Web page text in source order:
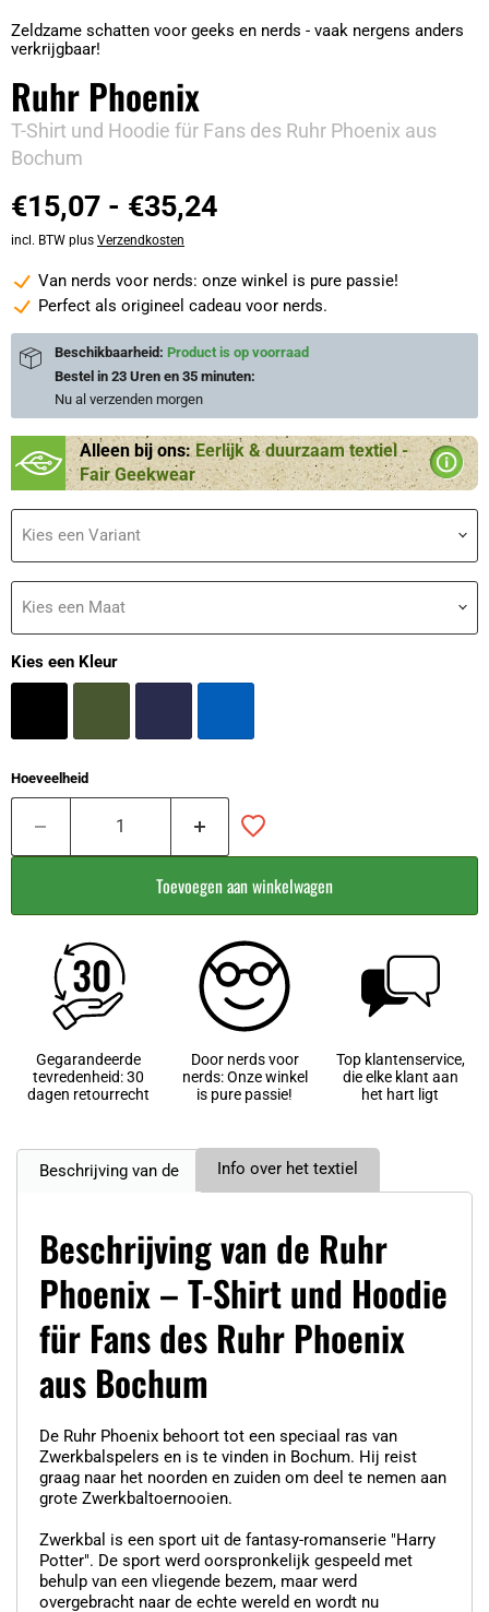
Zeldzame schatten voor geeks en nerds - vaak nergens anders
verkrijgbaar!
Ruhr Phoenix
T-Shirt und Hoodie für Fans des Ruhr Phoenix aus
Bochum
€15,07 - €35,24
incl. BTW plus Verzendkosten
Van nerds voor nerds: onze winkel is pure passie!
Perfect als origineel cadeau voor nerds.
Beschikbaarheid: Product is op voorraad
Bestel in 23 Uren en 35 minuten:
Nu al verzenden morgen
Alleen bij ons:Eerlijk & duurzaam textiel -
Fair Geekwear
Kies een Variant
Kies een Maat
Kies een Kleur
Hoeveelheid
Toevoegen aan winkelwagen
Gegarandeerde
tevredenheid: 30
dagen retourrecht
Door nerds voor
nerds: Onze winkel
is pure passie!
Top klantenservice,
die elke klant aan
het hart ligt
Beschrijving van de Info over het textiel
Beschrijving van de Ruhr
Phoenix – T-Shirt und Hoodie
für Fans des Ruhr Phoenix
aus Bochum
De Ruhr Phoenix behoort tot een speciaal ras van
Zwerkbalspelers en is te vinden in Bochum. Hij reist
graag naar het noorden en zuiden om deel te nemen aan
grote Zwerkbaltoernooien.
Zwerkbal is een sport uit de fantasy-romanserie "Harry
Potter". De sport werd oorspronkelijk gespeeld met
behulp van een vliegende bezem, maar werd
overgebracht naar de echte wereld en wordt nu